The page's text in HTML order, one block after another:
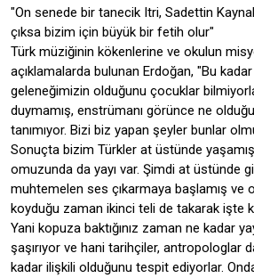
"On senede bir tanecik Itri, Sadettin
çıksa bizim için büyük bir fetih olur"
Türk müziğinin kökenlerine ve okulun
açıklamalarda bulunan Erdoğan, "Bu
geleneğimizin olduğunu çocuklar
duymamış, enstrümanı görünce ne
tanımıyor. Bizi biz yapan şeyler bunlar
Sonuçta bizim Türkler at üstünde
omuzunda da yayı var. Şimdi at üstünde
muhtemelen ses çıkarmaya başlamış ve
koyduğu zaman ikinci teli de takarak işte
Yani kopuza baktığınız zaman ne kadar
şaşırıyor ve hani tarihçiler, antropologlar
kadar ilişkili olduğunu tespit ediyorlar.